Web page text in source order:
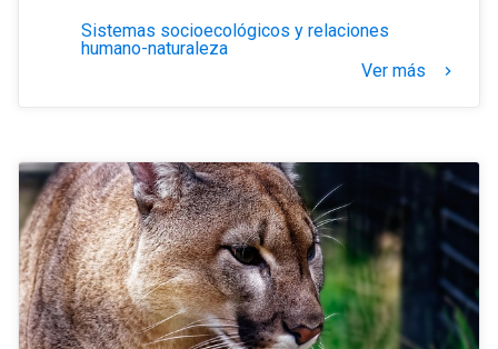
Sistemas socioecológicos y relaciones
humano-naturaleza
Ver más
keyboard_arrow_right